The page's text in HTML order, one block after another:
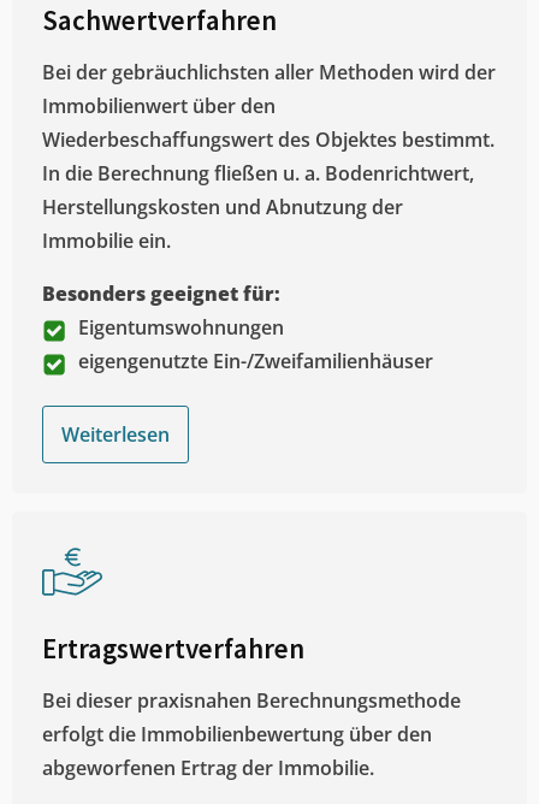
Sachwertverfahren
Bei der gebräuchlichsten aller Methoden wird der
Immobilienwert über den
Wiederbeschaffungswert des Objektes bestimmt.
In die Berechnung fließen u. a. Bodenrichtwert,
Herstellungskosten und Abnutzung der
Immobilie ein.
Besonders geeignet für:
Eigentumswohnungen
eigengenutzte Ein-/Zweifamilienhäuser
Weiterlesen
Ertragswertverfahren
Bei dieser praxisnahen Berechnungsmethode
erfolgt die Immobilienbewertung über den
abgeworfenen Ertrag der Immobilie.